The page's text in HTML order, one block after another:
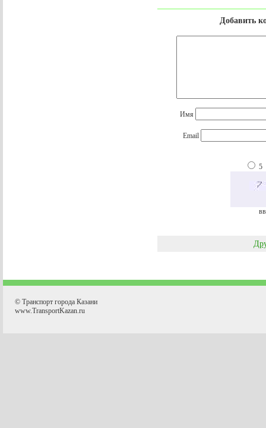
Добавить
Имя
Email
5
© Транспорт города Казани
www.TransportKazan.ru